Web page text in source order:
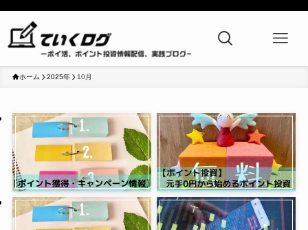
ホーム 2025年 10月